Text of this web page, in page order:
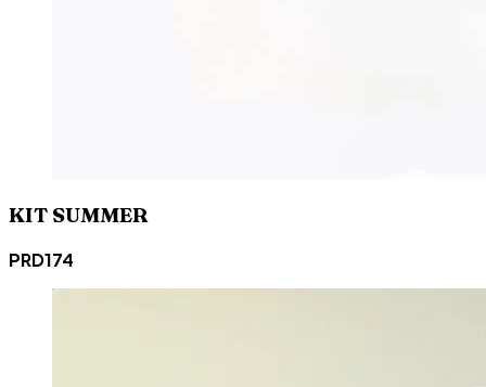
KIT SUMMER
PRD174